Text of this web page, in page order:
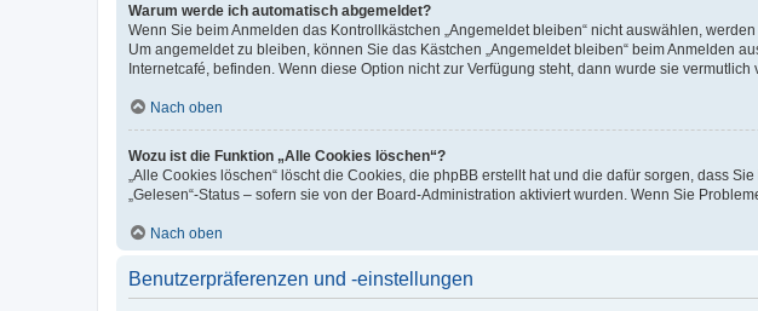
Warum werde ich automatisch abgemeldet?
Wenn Sie beim Anmelden das Kontrollkästchen „Angemeldet bleiben“ nicht auswählen,
Um angemeldet zu bleiben, können Sie das Kästchen „Angemeldet bleiben“ beim Anmelden
Internetcafé, befinden. Wenn diese Option nicht zur Verfügung steht, dann wurde sie
Nach oben
Wozu ist die Funktion „Alle Cookies löschen“?
„Alle Cookies löschen“ löscht die Cookies, die phpBB erstellt hat und die dafür sorgen, dass
„Gelesen“-Status – sofern sie von der Board-Administration aktiviert wurden. Wenn Sie
Nach oben
Benutzerpräferenzen und -einstellungen